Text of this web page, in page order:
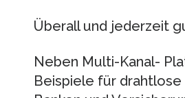
Überall und jederzeit
Neben Multi-Kanal-
Beispiele für